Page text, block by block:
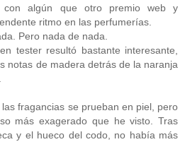
con algún que otro premio web y
ritmo en las perfumerías.
Pero nada de nada.
tester resultó bastante interesante,
notas de madera detrás de la naranja
fragancias se prueban en piel, pero
más exagerado que he visto. Tras
y el hueco del codo, no había más